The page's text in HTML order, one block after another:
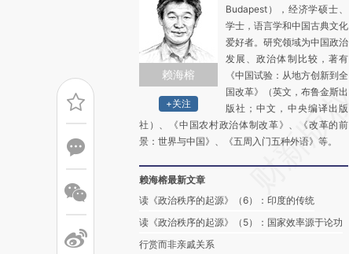
赖海榕
+关注
Budapest），经济学硕士、
学士，语言学和中国古典文化
爱好者。研究领域为中国政治
发展、政治体制比较，著有
《中国试验：从地方创新到全
国改革》（英文，布鲁金斯出
版社；中文，中央编译出版
社）、《中国农村政治体制改革》、《改革的前
景：世界与中国》、《五周入门五种外语》等。
赖海榕最新文章
读《政治秩序的起源》（6）：印度的传统
读《政治秩序的起源》（5）：国家效率源于论功
行赏而非亲戚关系